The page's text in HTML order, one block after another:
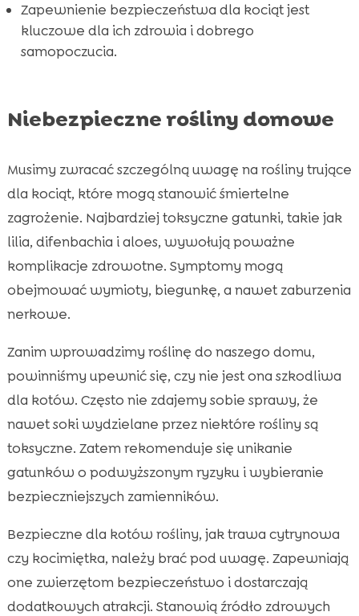
Zapewnienie bezpieczeństwa dla kociąt jest
kluczowe dla ich zdrowia i dobrego
samopoczucia.
Niebezpieczne rośliny domowe
Musimy zwracać szczególną uwagę na rośliny trujące
dla kociąt, które mogą stanowić śmiertelne
zagrożenie. Najbardziej toksyczne gatunki, takie jak
lilia, difenbachia i aloes, wywołują poważne
komplikacje zdrowotne. Symptomy mogą
obejmować wymioty, biegunkę, a nawet zaburzenia
nerkowe.
Zanim wprowadzimy roślinę do naszego domu,
powinniśmy upewnić się, czy nie jest ona szkodliwa
dla kotów. Często nie zdajemy sobie sprawy, że
nawet soki wydzielane przez niektóre rośliny są
toksyczne. Zatem rekomenduje się unikanie
gatunków o podwyższonym ryzyku i wybieranie
bezpieczniejszych zamienników.
Bezpieczne dla kotów rośliny, jak trawa cytrynowa
czy kocimiętka, należy brać pod uwagę. Zapewniają
one zwierzętom bezpieczeństwo i dostarczają
dodatkowych atrakcji. Stanowią źródło zdrowych